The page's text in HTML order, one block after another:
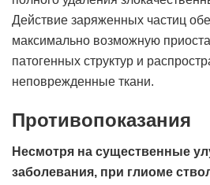
Действие заряженных частиц
максимально возможную
патогенных структур и
неповрежденные ткани.
Противопоказания
Несмотря на существенные
заболевания, при глиоме